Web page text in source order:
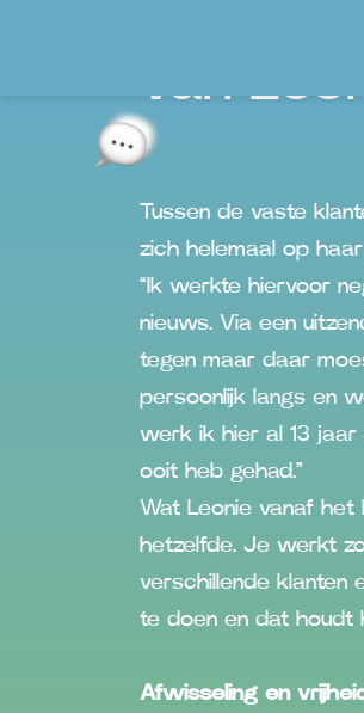
van
Tussen de vaste
zich helemaal op
“Ik werkte hiervoor
nieuws. Via een
tegen maar daar
persoonlijk langs en
werk ik hier al 13 jaar
ooit heb gehad.”
Wat Leonie vanaf het
hetzelfde. Je werkt
verschillende klanten
te doen en dat houdt
Afwisseling en